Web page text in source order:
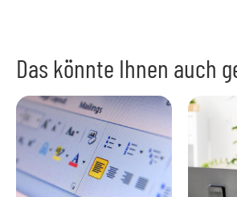
Das könnte Ihnen auch